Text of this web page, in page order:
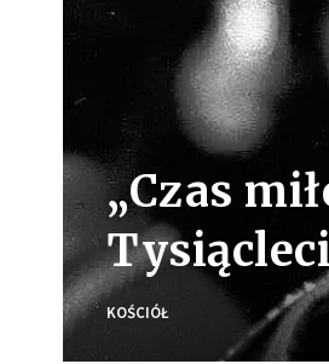
„Czas
KOŚCIÓŁ